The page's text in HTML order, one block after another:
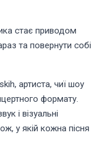
стає приводом
та повернути собі
артиста, чиї шоу
формату.
і візуальні
у якій кожна пісня